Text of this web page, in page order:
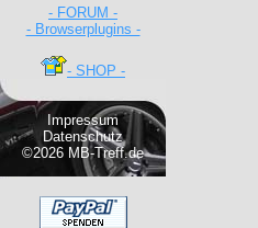
- FORUM -
- Browserplugins -
- SHOP -
Impressum
Datenschutz
©2026 MB-Treff.de